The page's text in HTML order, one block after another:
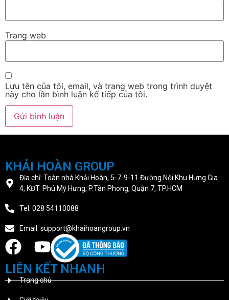
Trang web
Lưu tên của tôi, email, và trang web trong trình duyệt
này cho lần bình luận kế tiếp của tôi.
KHẢI HOÀN GROUP
Địa chỉ: Toàn nhà Khải Hoàn, 5-7-9-11 Đường Nội Khu Hưng Gia
4, KĐT. Phú Mỹ Hưng, P.Tân Phong, Quận 7, TP.HCM
Tel: 028 54110088
Email: support@khaihoangroup.vn
LIÊN KẾT NHANH
Trang chủ